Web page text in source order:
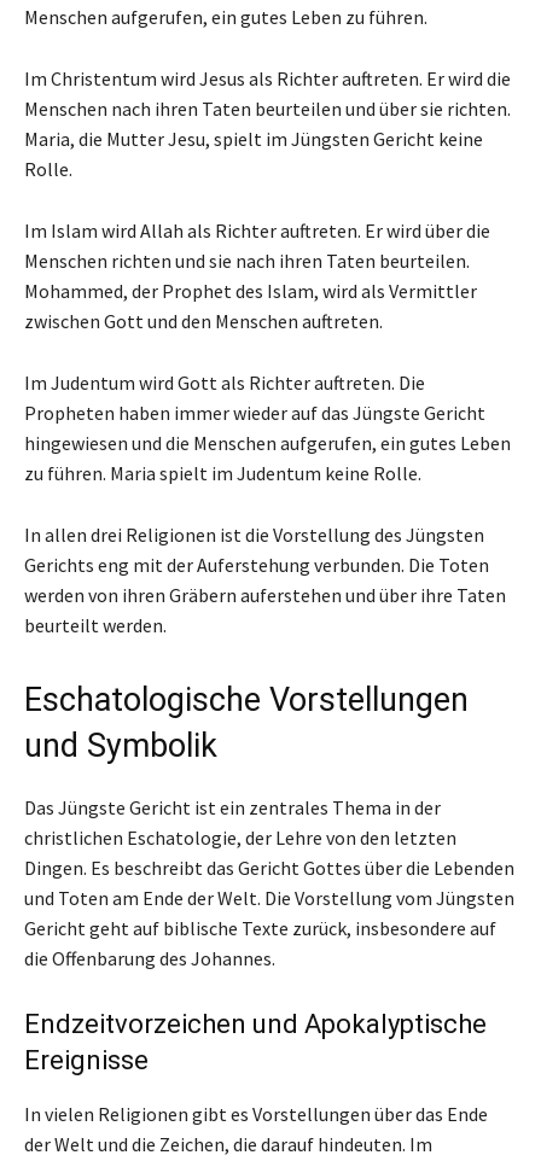
Menschen aufgerufen, ein gutes Leben zu führen.
Im Christentum wird Jesus als Richter auftreten. Er wird die
Menschen nach ihren Taten beurteilen und über sie richten.
Maria, die Mutter Jesu, spielt im Jüngsten Gericht keine
Rolle.
Im Islam wird Allah als Richter auftreten. Er wird über die
Menschen richten und sie nach ihren Taten beurteilen.
Mohammed, der Prophet des Islam, wird als Vermittler
zwischen Gott und den Menschen auftreten.
Im Judentum wird Gott als Richter auftreten. Die
Propheten haben immer wieder auf das Jüngste Gericht
hingewiesen und die Menschen aufgerufen, ein gutes Leben
zu führen. Maria spielt im Judentum keine Rolle.
In allen drei Religionen ist die Vorstellung des Jüngsten
Gerichts eng mit der Auferstehung verbunden. Die Toten
werden von ihren Gräbern auferstehen und über ihre Taten
beurteilt werden.
Eschatologische Vorstellungen
und Symbolik
Das Jüngste Gericht ist ein zentrales Thema in der
christlichen Eschatologie, der Lehre von den letzten
Dingen. Es beschreibt das Gericht Gottes über die Lebenden
und Toten am Ende der Welt. Die Vorstellung vom Jüngsten
Gericht geht auf biblische Texte zurück, insbesondere auf
die Offenbarung des Johannes.
Endzeitvorzeichen und Apokalyptische
Ereignisse
In vielen Religionen gibt es Vorstellungen über das Ende
der Welt und die Zeichen, die darauf hindeuten. Im